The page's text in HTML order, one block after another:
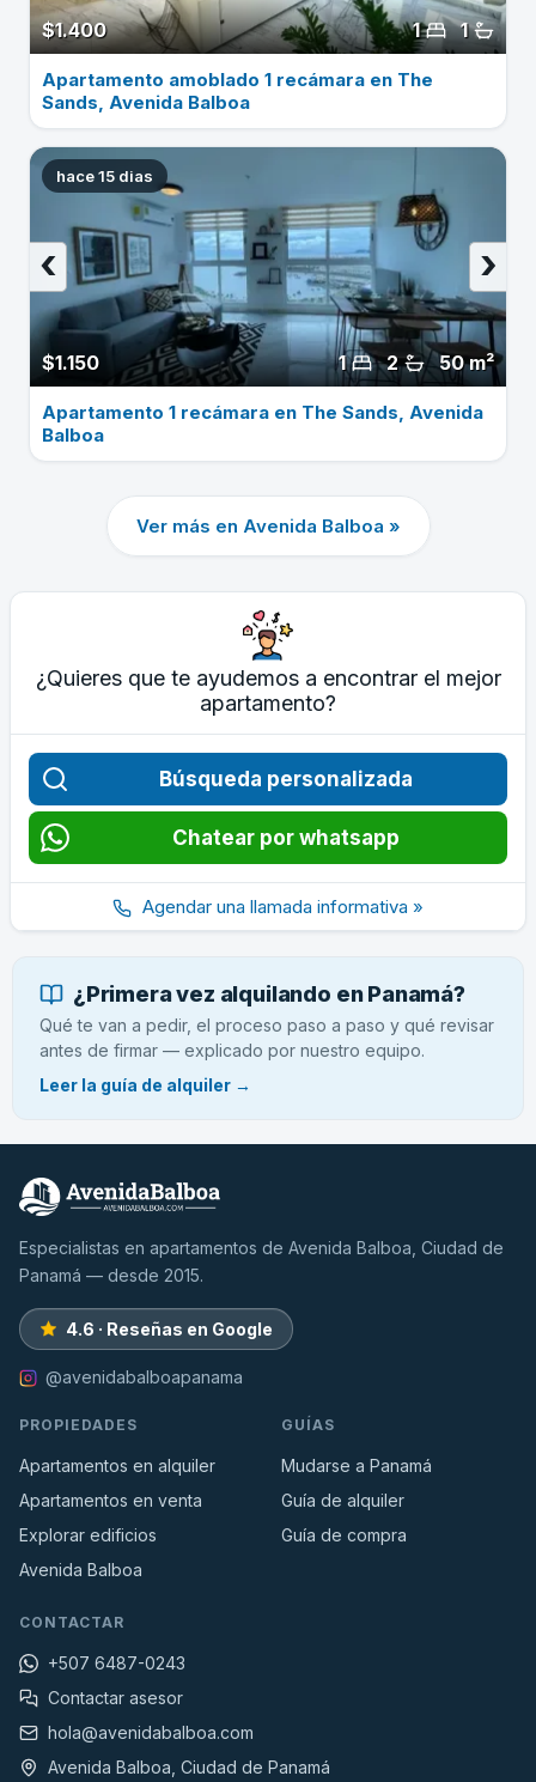
$1.400 1
1
Apartamento amoblado 1 recámara en The
Sands, Avenida Balboa
hace 15 dias
$1.150 50 m²
2
1
›
‹
Apartamento 1 recámara en The Sands, Avenida
Balboa
Ver más en Avenida Balboa »
¿Quieres que te ayudemos a encontrar el mejor
apartamento?
Búsqueda personalizada
Chatear por whatsapp
Agendar una llamada informativa »
¿Primera vez alquilando en Panamá?
Qué te van a pedir, el proceso paso a paso y qué revisar
antes de firmar — explicado por nuestro equipo.
Leer la guía de alquiler →
Especialistas en apartamentos de Avenida Balboa, Ciudad de
Panamá — desde 2015.
4.6 · Reseñas en Google
@avenidabalboapanama
PROPIEDADES
Apartamentos en alquiler
Apartamentos en venta
Explorar edificios
Avenida Balboa
GUÍAS
Mudarse a Panamá
Guía de alquiler
Guía de compra
CONTACTAR
+507 6487-0243
Contactar asesor
hola@avenidabalboa.com
Avenida Balboa, Ciudad de Panamá